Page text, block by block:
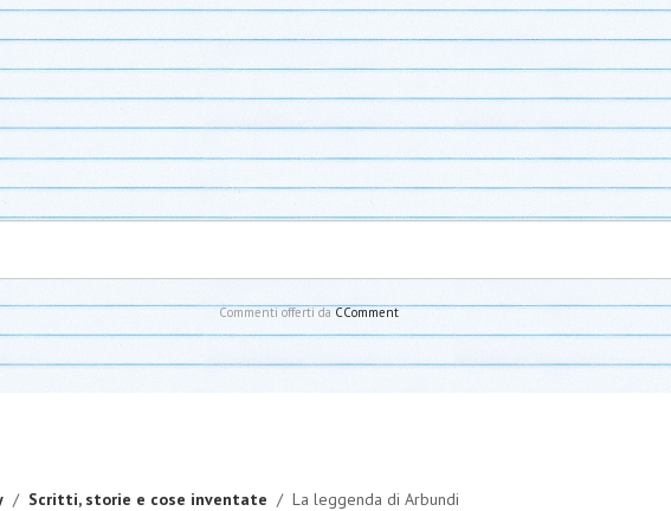
Commenti offerti da CComment
Scritti, storie e cose inventate La leggenda di Arbundi